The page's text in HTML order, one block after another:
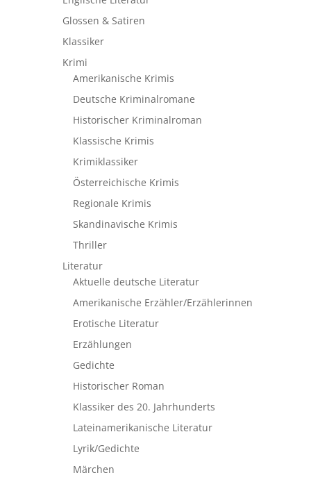
Glossen & Satiren
Klassiker
Krimi
Amerikanische Krimis
Deutsche Kriminalromane
Historischer Kriminalroman
Klassische Krimis
Krimiklassiker
Österreichische Krimis
Regionale Krimis
Skandinavische Krimis
Thriller
Literatur
Aktuelle deutsche Literatur
Amerikanische Erzähler/Erzählerinnen
Erotische Literatur
Erzählungen
Gedichte
Historischer Roman
Klassiker des 20. Jahrhunderts
Lateinamerikanische Literatur
Lyrik/Gedichte
Märchen